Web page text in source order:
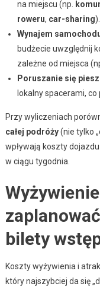
na miejscu (np.
roweru, car-sharing).
Wynajem
budżecie uwzględnij
zależne od miejsca
Poruszanie się
lokalny spacerami,
Przy wyliczeniach
całej podróży(nie tylko
wpływają koszty
w ciągu tygodnia.
bilety
Koszty wyżywienia i
który najszybciej da się